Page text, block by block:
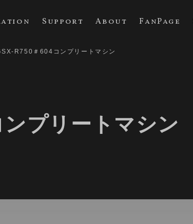
Support About FanPage
R750＃604コンプリートマシン
プリートマシン